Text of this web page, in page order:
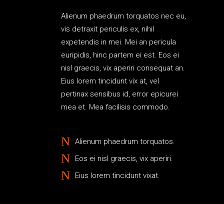
Alienum phaedrum torquatos nec eu,
vis detraxit periculis ex, nihil
expetendis in mei. Mei an pericula
euripidis, hinc partem ei est. Eos ei
nisl graecis, vix aperiri consequat an.
Eius lorem tincidunt vix at, vel
pertinax sensibus id, error epicurei
mea et. Mea facilisis commodo.
Alienum phaedrum torquatos.
Eos ei nisl graecis, vix aperiri.
Eius lorem tincidunt vixat.